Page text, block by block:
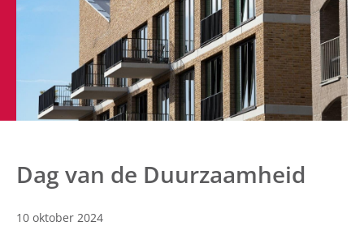
Dag van de Duurzaamheid
10 oktober 2024